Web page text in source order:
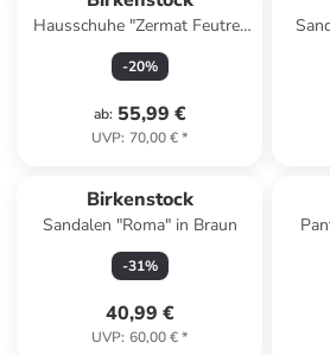
Hausschuhe "Zermat Feutre"
in Grau
-20%
ab: 55,99 €
UVP: 70,00 €*
Birkenstock
Sandalen "Roma" in Braun
-31%
40,99 €
UVP: 60,00 €*